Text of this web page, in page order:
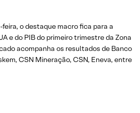
o destaque macro fica para a
e do PIB do primeiro trimestre da Zona
acompanha os resultados de Banco
CSN Mineração, CSN, Eneva, entre